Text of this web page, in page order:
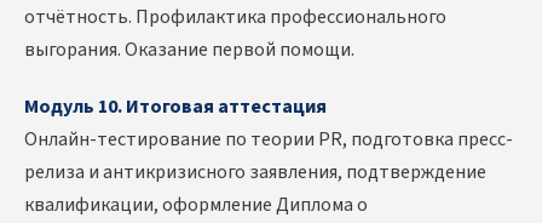
отчётность. Профилактика профессионального
выгорания. Оказание первой помощи.
Модуль 10. Итоговая аттестация
Онлайн-тестирование по теории PR, подготовка пресс-
релиза и антикризисного заявления, подтверждение
квалификации, оформление Диплома о